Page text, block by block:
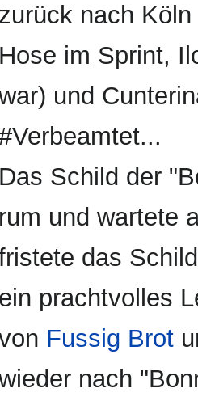
zurück nach
Hose im Sprint,
und
Das Schild der
rum und wartete
das
ein prachtvolles
Fussig Brot
nach